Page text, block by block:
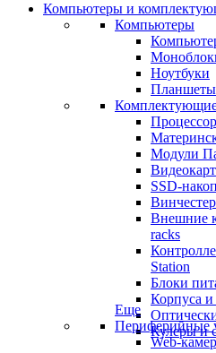
Компьютеры и
Компьютеры
Ноутбуки
Планшеты
Модули
SSD-
Внешние
racks
Station
Блоки
Корпуса и
Кулеры и
Еще
Периферийные
Web-